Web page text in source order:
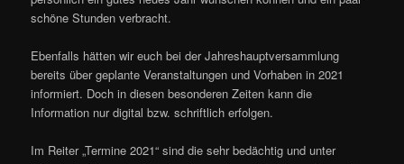
schöne Stunden verbracht.
Ebenfalls hätten wir euch bei der Jahreshauptversammlung
bereits über geplante Veranstaltungen und Vorhaben in 2021
informiert. Doch in diesen besonderen Zeiten kann die
Information nur digital bzw. schriftlich erfolgen.
Im Reiter „Termine 2021“ sind die sehr bedächtig und unter